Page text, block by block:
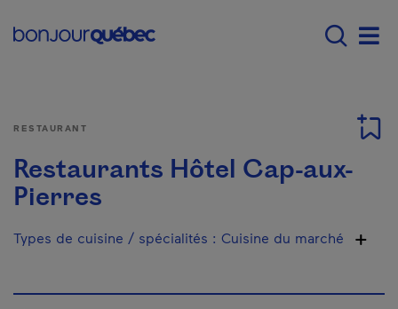
Main navigation -
RESTAURANT
Restaurants Hôtel Cap-aux-
Pierres
Types de cuisine / spécialités : Cuisine du marché